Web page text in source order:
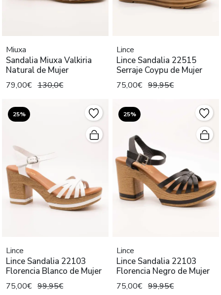
Miuxa
Sandalia Miuxa Valkiria
Natural de Mujer
79,00€ 130,0€
Lince
Lince Sandalia 22515
Serraje Coypu de Mujer
75,00€ 99,95€
25%
Lince
Lince Sandalia 22103
Florencia Blanco de Mujer
75,00€ 99,95€
25%
Lince
Lince Sandalia 22103
Florencia Negro de Mujer
75,00€ 99,95€